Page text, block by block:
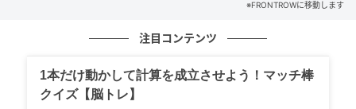
落下。修復不能なほど大破してしまったという。
しかしベドウェル氏は諦めず、英国へ戻って船を一か
ら再設計。現在のボートは、より頑丈な構造へ改良さ
※FRONTROWに移動します
注目コンテンツ
1本だけ動かして計算を成立させよう！マッチ棒
クイズ【脳トレ】